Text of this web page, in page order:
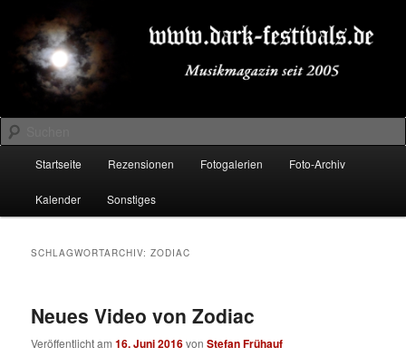
primären
Inhalt
springen
sekundären
Inhalt
springenDARK-FESTIVALS.DE
Suchen
Startseite Rezensionen Fotogalerien Foto-Archiv
Kalender Sonstiges
SCHLAGWORTARCHIV:ZODIAC
Neues Video von Zodiac
Veröffentlicht am16. Juni 2016vonStefan Frühauf